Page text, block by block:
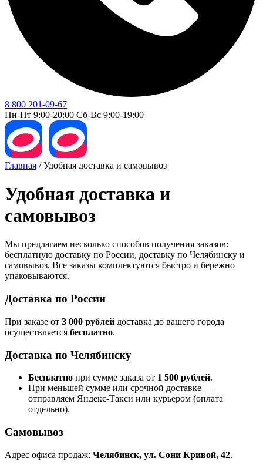
8 800 201-09-67
Пн-Пт 9:00-20:00 Сб-Вс 9:00-19:00
Главная /Удобная доставка и самовывоз
Удобная доставка и
самовывоз
Мы предлагаем несколько способов получения заказов:
бесплатную доставку по России, доставку по Челябинску и
самовывоз. Все заказы комплектуются быстро и бережно
упаковываются.
Доставка по России
При заказе от 3 000 рублей доставка до вашего города
осуществляется бесплатно.
Доставка по Челябинску
Бесплатно при сумме заказа от 1 500 рублей.
При меньшей сумме или срочной доставке —
отправляем Яндекс-Такси или курьером (оплата
отдельно).
Самовывоз
Адрес офиса продаж: Челябинск, ул. Сони Кривой, 42.